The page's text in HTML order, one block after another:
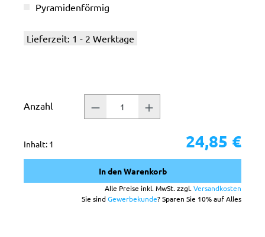
Pyramidenförmig
Lieferzeit: 1 - 2 Werktage
Anzahl
Inhalt: 1 24,85 €
In den Warenkorb
Alle Preise inkl. MwSt. zzgl.Versandkosten
Sie sindGewerbekunde? Sparen Sie 10% auf Alles